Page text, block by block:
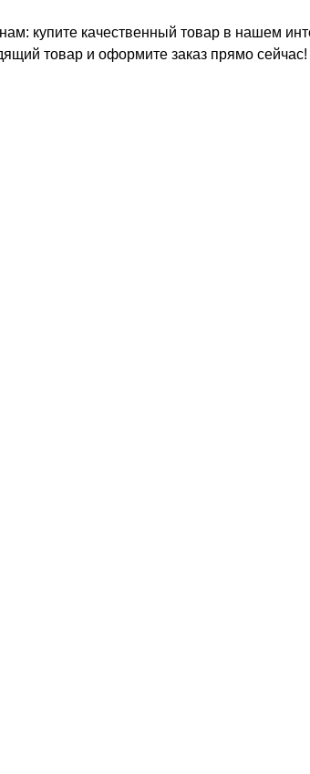
купите качественный товар в нашем
товар и оформите заказ прямо сейчас!